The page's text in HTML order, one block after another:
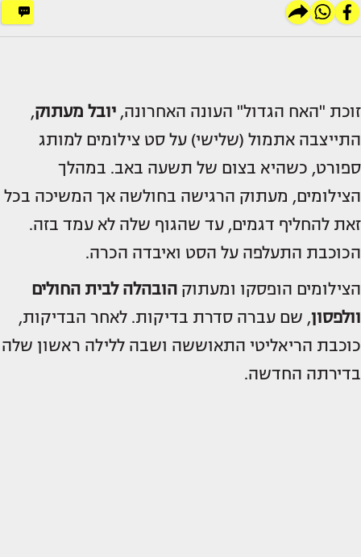
זוכת "האח הגדול" העונה האחרונה, יובל מעתוק,
התייצבה אתמול (שלישי) על סט צילומים למותג
ספורט, כשהיא בצום של תשעה באב. במהלך
הצילומים, מעתוק הרגישה בחולשה אך המשיכה בכל
זאת להחליף דגמים, עד שהגוף שלה לא עמד בזה.
הכוכבת התעלפה על הסט ואיבדה הכרה.
הצילומים הופסקו ומעתוק הובהלה לבית החולים
וולפסון, שם עברה סדרת בדיקות. לאחר הבדיקות,
כוכבת הריאליטי התאוששה ושבה ללילה ראשון שלה
בדירתה החדשה.